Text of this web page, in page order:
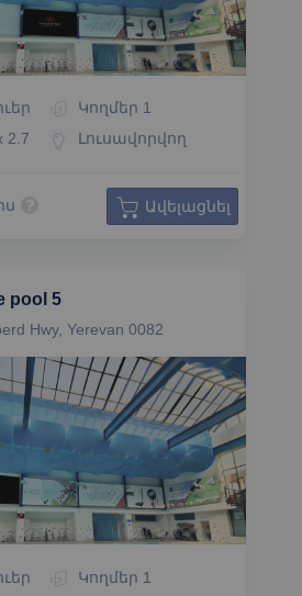
2.7
Կողմեր 1
Լուսավորվող
Ավելացնել
pool 5
Hwy, Yerevan 0082
Կողմեր 1